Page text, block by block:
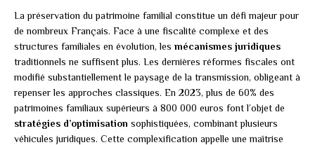
La préservation du patrimoine familial constitue un défi majeur pour
de nombreux Français. Face à une fiscalité complexe et des
structures familiales en évolution, les mécanismes juridiques
traditionnels ne suffisent plus. Les dernières réformes fiscales ont
modifié substantiellement le paysage de la transmission, obligeant à
repenser les approches classiques. En 2023, plus de 60% des
patrimoines familiaux supérieurs à 800 000 euros font l’objet de
stratégies d’optimisation sophistiquées, combinant plusieurs
véhicules juridiques. Cette complexification appelle une maîtrise